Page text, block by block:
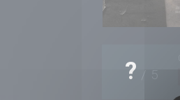
?